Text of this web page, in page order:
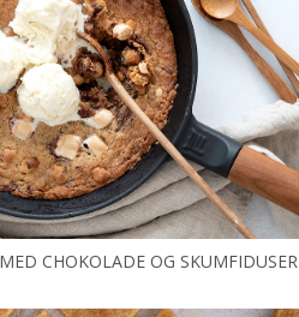
CHOKOLADE OG SKUMFIDUSER